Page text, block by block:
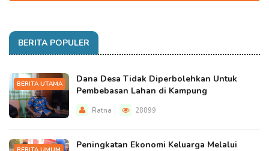
BERITA POPULER
BERITA UTAMA
Dana Desa Tidak Diperbolehkan Untuk
Pembebasan Lahan di Kampung
Ratna 28899
Peningkatan Ekonomi Keluarga Melalui